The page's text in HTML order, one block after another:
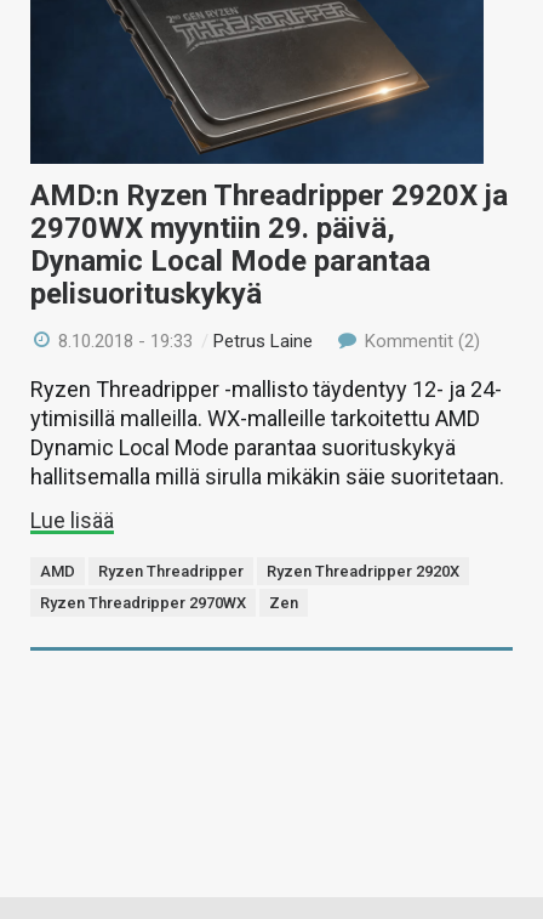
HAKU
AMD:n Ryzen Threadripper 2920X ja
2970WX myyntiin 29. päivä,
Dynamic Local Mode parantaa
pelisuorituskykyä
8.10.2018 - 19:33 / Petrus Laine Kommentit (2)
Ryzen Threadripper -mallisto täydentyy 12- ja 24-
ytimisillä malleilla. WX-malleille tarkoitettu AMD
Dynamic Local Mode parantaa suorituskykyä
hallitsemalla millä sirulla mikäkin säie suoritetaan.
Lue lisää
AMD Ryzen Threadripper
Ryzen Threadripper 2920X
Ryzen Threadripper 2970WX
Zen